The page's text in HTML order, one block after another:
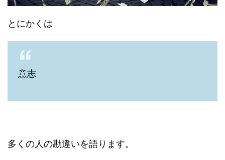
とにかくは
意志
多くの人の勘違いを語ります。